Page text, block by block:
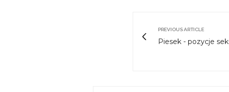
PREVIOUS ARTICLE
Piesek - pozycje